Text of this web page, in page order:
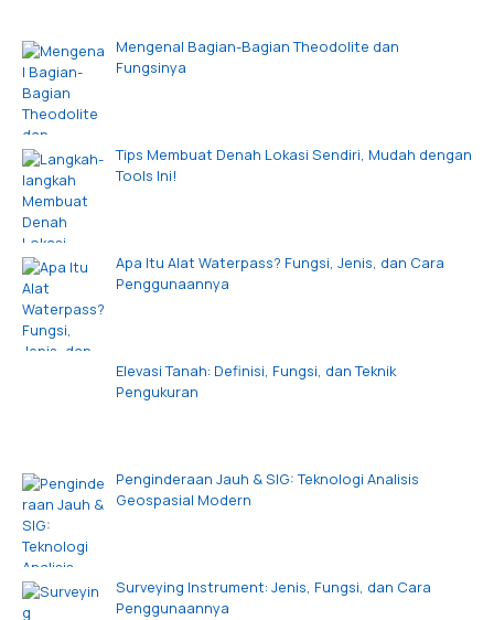
Mengenal Bagian-Bagian Theodolite dan
Fungsinya
Tips Membuat Denah Lokasi Sendiri, Mudah dengan
Tools Ini!
Apa Itu Alat Waterpass? Fungsi, Jenis, dan Cara
Penggunaannya
Elevasi Tanah: Definisi, Fungsi, dan Teknik
Pengukuran
Penginderaan Jauh & SIG: Teknologi Analisis
Geospasial Modern
Surveying Instrument: Jenis, Fungsi, dan Cara
Penggunaannya